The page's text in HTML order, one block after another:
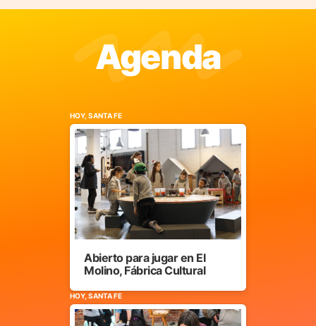
Agenda
HOY, SANTA FE
Abierto para jugar en El
Molino, Fábrica Cultural
HOY, SANTA FE